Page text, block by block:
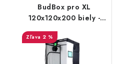
BudBox pro XL
120x120x200 biely -
rastové stan
2 %